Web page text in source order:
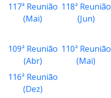
117ª Reunião
(Mai)
118ª Reunião
(Jun)
109ª Reunião
(Abr)
110ª Reunião
(Mai)
116ª Reunião
(Dez)